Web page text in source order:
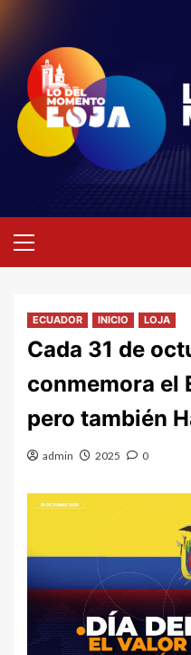
contenido
primario
ECUADOR INICIO LOJA
Cada 31 de
conmemora el
pero también
admin 2025 0